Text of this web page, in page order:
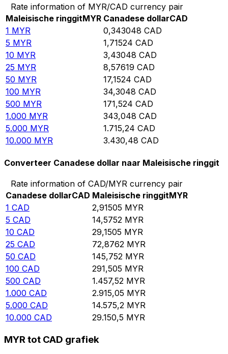
Rate information of MYR/CAD currency pair
Maleisische ringgitMYR Canadese dollarCAD
1 MYR 0,343048 CAD
5 MYR 1,71524 CAD
10 MYR 3,43048 CAD
25 MYR 8,57619 CAD
50 MYR 17,1524 CAD
100 MYR 34,3048 CAD
500 MYR 171,524 CAD
1.000 MYR 343,048 CAD
5.000 MYR 1.715,24 CAD
10.000 MYR 3.430,48 CAD
Converteer Canadese dollar naar Maleisische ringgit
Rate information of CAD/MYR currency pair
Canadese dollarCAD Maleisische ringgitMYR
1 CAD 2,91505 MYR
5 CAD 14,5752 MYR
10 CAD 29,1505 MYR
25 CAD 72,8762 MYR
50 CAD 145,752 MYR
100 CAD 291,505 MYR
500 CAD 1.457,52 MYR
1.000 CAD 2.915,05 MYR
5.000 CAD 14.575,2 MYR
10.000 CAD 29.150,5 MYR
MYR tot CAD grafiek